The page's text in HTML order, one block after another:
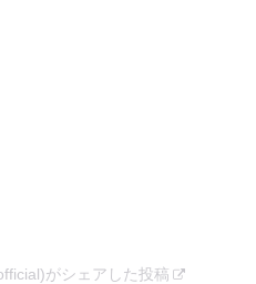
がシェアした投稿